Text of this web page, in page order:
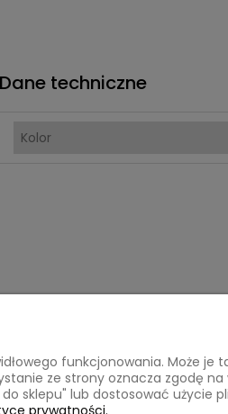
Dane techniczne
Kolor
Informacje o zakupach
Dostawa
funkcjonowania. Może
ze strony oznacza zgodę
sklepu" lub dostosować użycie
prywatności.